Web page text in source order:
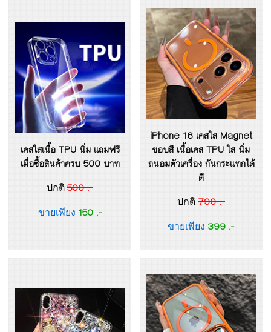
เคสใสเนื้อ TPU นิ่ม แถมฟรี
เมื่อซื้อสินค้าครบ 500 บาท
ปกติ 590 .-
ขายเพียง 150 .-
iPhone 16 เคสใส Magnet
ขอบสี เนื้อเคส TPU ใส นิ่ม
ถนอมตัวเครื่อง กันกระแทกได้
ดี
ปกติ 790 .-
ขายเพียง 399 .-